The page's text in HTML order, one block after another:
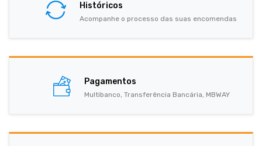
Históricos
Acompanhe o processo das suas encomendas
Pagamentos
Multibanco, Transferência Bancária, MBWAY